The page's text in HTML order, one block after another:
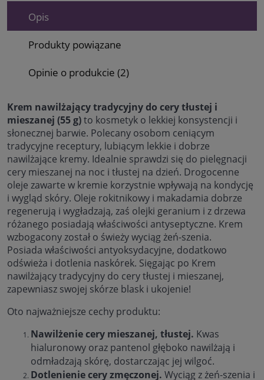
Opis
Produkty powiązane
Opinie o produkcie (2)
Krem nawilżający tradycyjny do cery tłustej i
mieszanej (55 g)to kosmetyk o lekkiej konsystencji i
słonecznej barwie. Polecany osobom ceniącym
tradycyjne receptury, lubiącym lekkie i dobrze
nawilżające kremy. Idealnie sprawdzi się do pielęgnacji
cery mieszanej na noc i tłustej na dzień. Drogocenne
oleje zawarte w kremie korzystnie wpływają na kondycję
i wygląd skóry. Oleje rokitnikowy i makadamia dobrze
regenerują i wygładzają, zaś olejki geranium i z drzewa
różanego posiadają właściwości antyseptyczne. Krem
wzbogacony został o świeży wyciąg żeń-szenia.
Posiada właściwości antyoksydacyjne, dodatkowo
odświeża i dotlenia naskórek. Sięgając po Krem
nawilżający tradycyjny do cery tłustej i mieszanej,
zapewniasz swojej skórze blask i ukojenie!
Oto najważniejsze cechy produktu:
Nawilżenie cery mieszanej, tłustej. Kwas
hialuronowy oraz pantenol głęboko nawilżają i
odmładzają skórę, dostarczając jej wilgoć.
Dotlenienie cery zmęczonej. Wyciąg z żeń-szenia i